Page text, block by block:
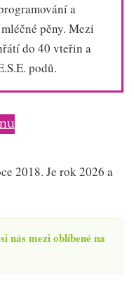
a
pěny. Mezi
do 40 vteřin a
podů.
2018. Je rok 2026 a
nás mezi oblíbené na